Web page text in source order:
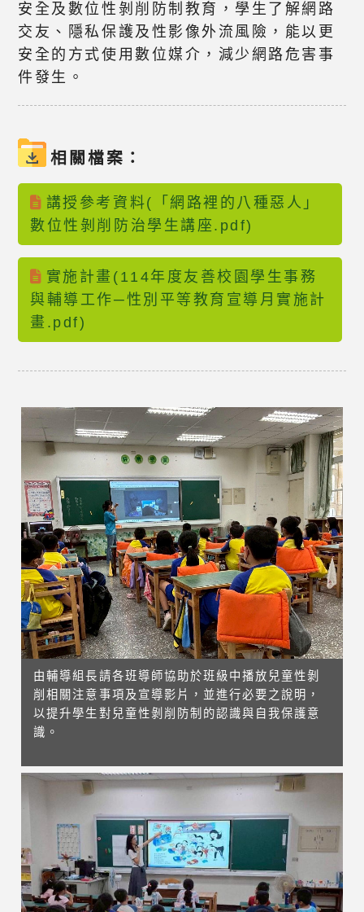
安全及數位性剝削防制教育，學生了解網路
交友、隱私保護及性影像外流風險，能以更
安全的方式使用數位媒介，減少網路危害事
件發生。
相關檔案：
講授參考資料(「網路裡的八種惡人」
數位性剝削防治學生講座.pdf)
實施計畫(114年度友善校園學生事務
與輔導工作─性別平等教育宣導月實施計
畫.pdf)
由輔導組長請各班導師協助於班級中播放兒童性剝
削相關注意事項及宣導影片，並進行必要之說明，
以提升學生對兒童性剝削防制的認識與自我保護意
識。